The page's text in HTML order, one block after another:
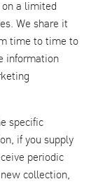
on a limited
We share it
time to time to
information
specific
if you supply
periodic
collection,